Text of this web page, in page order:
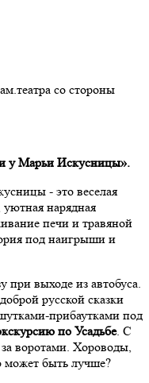
со стороны
у Марьи Искусницы».
- это веселая
уютная нарядная
печи и травяной
под наигрыши и
при выходе из автобуса.
русской сказки
прибаутками под
по Усадьбе. С
воротами. Хороводы,
может быть лучше?